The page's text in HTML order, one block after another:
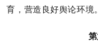
育，营造良好舆论环境。
第